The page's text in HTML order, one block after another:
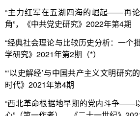
“主力红军在五湖四海的崛起——再
角”，《中共党史研究》2022年第4期
“经典社会理论与比较历史分析：一个
学研究》2021年第2期（*）
“‘以史解经’与中国共产主义文明研究
时代》2021年第4期
“西北革命根据地早期的党内斗争——